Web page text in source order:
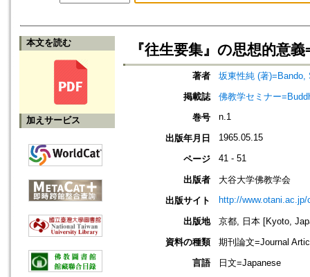
本文を読む
加えサービス
『往生要集』の思想的
著者
坂東性純 (著)=Bando,
掲載誌
佛教学セミナー
巻号
n.1
出版年月日 1965.05.15
ページ 41 - 51
出版者
大谷大学佛教学会
出版サイト
http://
出版地
京都, 日本 [Kyoto,
資料の種類
期刊論文=Journal
言語
日文=Japanese